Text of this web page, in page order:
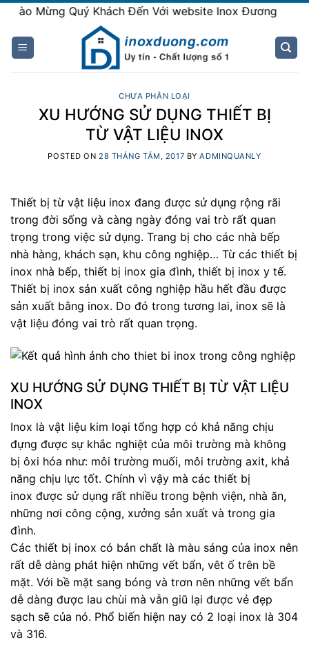
Skip
content
Quý Khách Đến Với website Inox Đương
CHƯA PHÂN LOẠI
XU HƯỚNG SỬ DỤNG THIẾT BỊ
TỪ VẬT LIỆU INOX
POSTED ON 28 THÁNG TÁM, 2017 BYADMINQUANLY
Thiết bị từ vật liệu inox đang được sử dụng rộng rãi
trong đời sống và càng ngày đóng vai trò rất quan
trọng trong việc sử dụng. Trang bị cho các nhà bếp
nhà hàng, khách sạn, khu công nghiệp… Từ các thiết bị
inox nhà bếp, thiết bị inox gia đình, thiết bị inox y tế.
Thiết bị inox sản xuất công nghiệp hầu hết đầu được
sản xuất bằng inox. Do đó trong tương lai, inox sẽ là
vật liệu đóng vai trò rất quan trọng.
XU HƯỚNG SỬ DỤNG THIẾT BỊ TỪ VẬT LIỆU
INOX
Inox là vật liệu kim loại tổng hợp có khả năng chịu
đựng được sự khắc nghiệt của môi trường mà không
bị ôxi hóa như: môi trường muối, môi trường axit, khả
năng chịu lực tốt. Chính vì vậy mà các thiết bị
inox được sử dụng rất nhiều trong bệnh viện, nhà ăn,
những nơi công cộng, xưởng sản xuất và trong gia
đình.
Các thiết bị inox có bản chất là màu sáng của inox nên
rất dễ dàng phát hiện những vết bẩn, vêt ố trên bề
mặt. Với bề mặt sang bóng và trơn nên những vết bẩn
dễ dàng được lau chùi mà vẫn giũ lại được vẻ đẹp
sạch sẽ của nó. Phổ biến hiện nay có 2 loại inox là 304
và 316.